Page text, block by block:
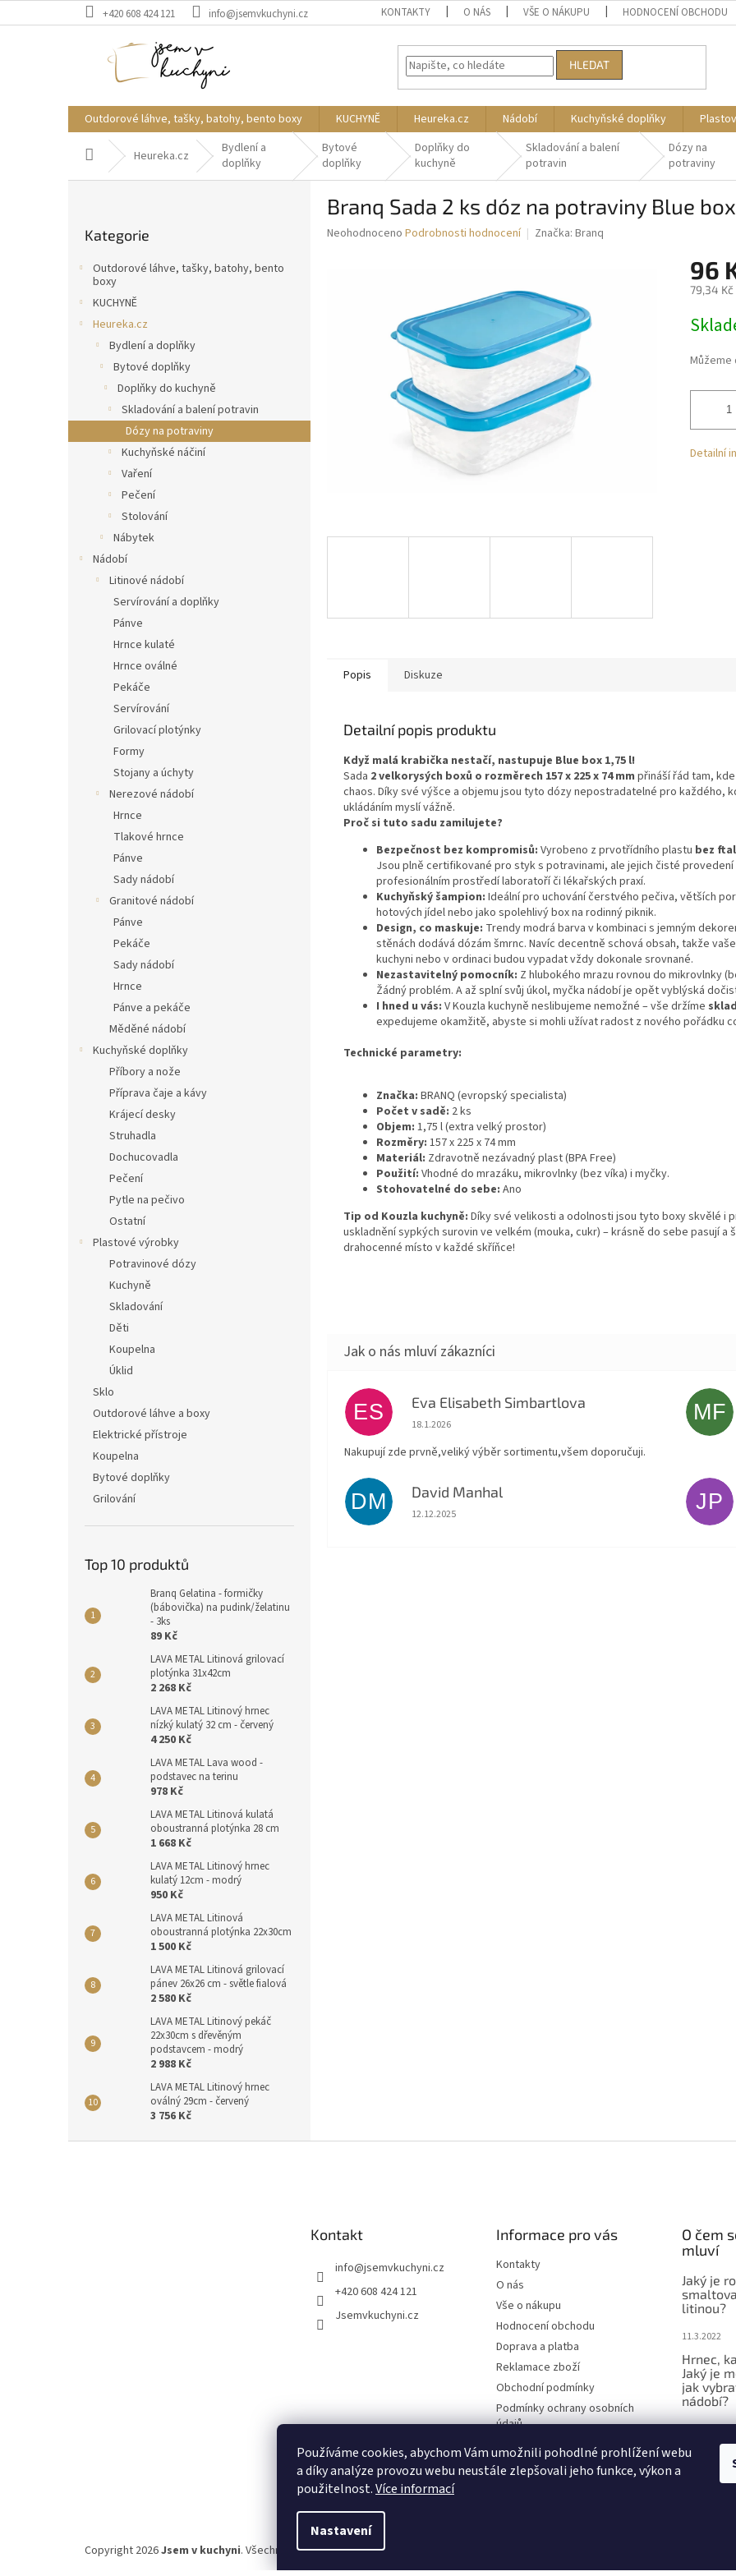
Používáme cookies, abychom Vám umožnili pohodlné prohlížení webu
a díky analýze provozu webu neustále zlepšovali jeho funkce, výkon a
použitelnost.Více informací
Nastavení
na
+420 608 424 121 info@jsemvkuchyni.cz KONTAKTY O NÁS VŠE O NÁKUPU HODNOCENÍ OBCHODU
HLEDAT
Outdorové láhve, tašky, batohy, bento boxy KUCHYNĚ Heureka.cz Nádobí Kuchyňské doplňky
Domů Heureka.cz
Bydlení a
doplňky
Bytové
doplňky
Doplňky do
kuchyně
Skladování a balení
potravin
Dózy na
potraviny
l
kategorie
Kategorie
Outdorové láhve, tašky, batohy, bento
boxy
KUCHYNĚ
Heureka.cz
Bydlení a doplňky
Bytové doplňky
Doplňky do kuchyně
Skladování a balení potravin
Dózy na potraviny
Kuchyňské náčiní
Vaření
Pečení
Stolování
Nábytek
Nádobí
Litinové nádobí
Servírování a doplňky
Pánve
Hrnce kulaté
Hrnce oválné
Pekáče
Servírování
Grilovací plotýnky
Formy
Stojany a úchyty
Nerezové nádobí
Hrnce
Tlakové hrnce
Pánve
Sady nádobí
Granitové nádobí
Pánve
Pekáče
Sady nádobí
Hrnce
Pánve a pekáče
Měděné nádobí
Kuchyňské doplňky
Příbory a nože
Příprava čaje a kávy
Krájecí desky
Struhadla
Dochucovadla
Pečení
Pytle na pečivo
Ostatní
Plastové výrobky
Potravinové dózy
Kuchyně
Skladování
Děti
Koupelna
Úklid
Sklo
Outdorové láhve a boxy
Elektrické přístroje
Koupelna
Bytové doplňky
Grilování
Top 10 produktů
Branq Gelatina - formičky
(bábovička) na pudink/želatinu
- 3ks
89 Kč
LAVA METAL Litinová grilovací
plotýnka 31x42cm
2 268 Kč
LAVA METAL Litinový hrnec
nízký kulatý 32 cm - červený
4 250 Kč
LAVA METAL Lava wood -
podstavec na terinu
978 Kč
LAVA METAL Litinová kulatá
oboustranná plotýnka 28 cm
1 668 Kč
LAVA METAL Litinový hrnec
kulatý 12cm - modrý
950 Kč
LAVA METAL Litinová
oboustranná plotýnka 22x30cm
1 500 Kč
LAVA METAL Litinová grilovací
pánev 26x26 cm - světle fialová
2 580 Kč
LAVA METAL Litinový pekáč
22x30cm s dřevěným
podstavcem - modrý
2 988 Kč
LAVA METAL Litinový hrnec
oválný 29cm - červený
3 756 Kč
Branq Sada 2 ks dóz na potraviny Blue
Průměrné
Neohodnoceno Podrobnosti hodnocení Značka: Branq
96
79,34 Kč
cena:
Můžeme
Detailní
Popis Diskuze
Detailní popis produktu
Když malá krabička nestačí, nastupuje Blue box 1,75 l!
Sada 2 velkorysých boxů o rozměrech 157 x 225 x 74 mm přináší řád tam,
chaos. Díky své výšce a objemu jsou tyto dózy nepostradatelné pro každého,
ukládáním myslí vážně.
Proč si tuto sadu zamilujete?
Bezpečnost bez kompromisů: Vyrobeno z prvotřídního plastu bez
Jsou plně certifikované pro styk s potravinami, ale jejich čisté
profesionálním prostředí laboratoří či lékařských praxí.
Kuchyňský šampion: Ideální pro uchování čerstvého pečiva, větších
hotových jídel nebo jako spolehlivý box na rodinný piknik.
Design, co maskuje: Trendy modrá barva v kombinaci s jemným
stěnách dodává dózám šmrnc. Navíc decentně schová obsah, takže
kuchyni nebo v ordinaci budou vypadat vždy dokonale srovnané.
Nezastavitelný pomocník: Z hlubokého mrazu rovnou do mikrovlnky
Žádný problém. A až splní svůj úkol, myčka nádobí je opět vyblýská
I hned u vás: V Kouzla kuchyně neslibujeme nemožné – vše držíme
expedujeme okamžitě, abyste si mohli užívat radost z nového pořádku
Technické parametry:
Značka: BRANQ (evropský specialista)
Počet v sadě: 2 ks
Objem: 1,75 l (extra velký prostor)
Rozměry: 157 x 225 x 74 mm
Materiál: Zdravotně nezávadný plast (BPA Free)
Použití: Vhodné do mrazáku, mikrovlnky (bez víka) i myčky.
Stohovatelné do sebe: Ano
Tip od Kouzla kuchyně: Díky své velikosti a odolnosti jsou tyto boxy skvělé i
uskladnění sypkých surovin ve velkém (mouka, cukr) – krásně do sebe pasují a
drahocenné místo v každé skříňce!
ES Eva Elisabeth Simbartlova
Hodnocení obchodu je 5 z 5 hvězdiček.
18.1.2026
Nakupují zde prvně,veliký výběr sortimentu,všem doporučuji.
MF
DM David Manhal
Hodnocení obchodu je 5 z 5 hvězdiček.
12.12.2025
JP
Kontakt
info@jsemvkuchyni.cz
+420 608 424 121
Jsemvkuchyni.cz
Informace pro vás
Kontakty
O nás
Vše o nákupu
Hodnocení obchodu
Doprava a platba
Reklamace zboží
Obchodní podmínky
Podmínky ochrany osobních
údajů
O čem
mluví
Jaký je
litinou?
11.3.2022
Hrnec,
Jaký je
jak
nádobí?
Bounty
lepší
Copyright 2026Jsem v kuchyni. Všechna práva vyhrazena.